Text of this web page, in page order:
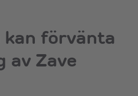
kan förvänta
av Zave